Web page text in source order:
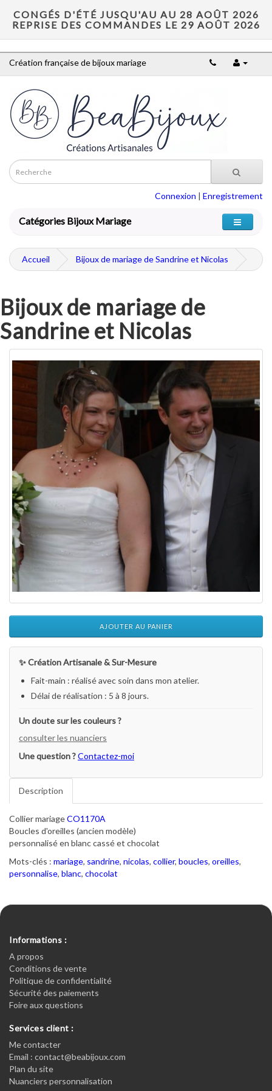
CONGÉS D'ÉTÉ JUSQU'AU AU 28 AOÛT 2026
REPRISE DES COMMANDES LE 29 AOÛT 2026
Création française de bijoux mariage
Connexion | Enregistrement
Catégories Bijoux Mariage
Accueil Bijoux de mariage de Sandrine et Nicolas
Bijoux de mariage de
Sandrine et Nicolas
AJOUTER AU PANIER
✨ Création Artisanale & Sur-Mesure
Fait-main : réalisé avec soin dans mon atelier.
Délai de réalisation : 5 à 8 jours.
Un doute sur les couleurs ?
consulter les nuanciers
Une question ?Contactez-moi
Description
Collier mariageCO1170A
Boucles d'oreilles (ancien modèle)
personnalisé en blanc cassé et chocolat
Mots-clés : mariage, sandrine, nicolas, collier, boucles, oreilles,
personnalise, blanc, chocolat
Informations :
A propos
Conditions de vente
Politique de confidentialité
Sécurité des paiements
Foire aux questions
Services client :
Me contacter
Email : contact@beabijoux.com
Plan du site
Nuanciers personnalisation